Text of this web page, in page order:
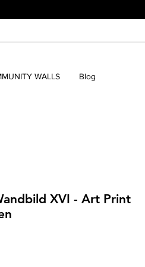
WALLS Blog
XVI - Art Print